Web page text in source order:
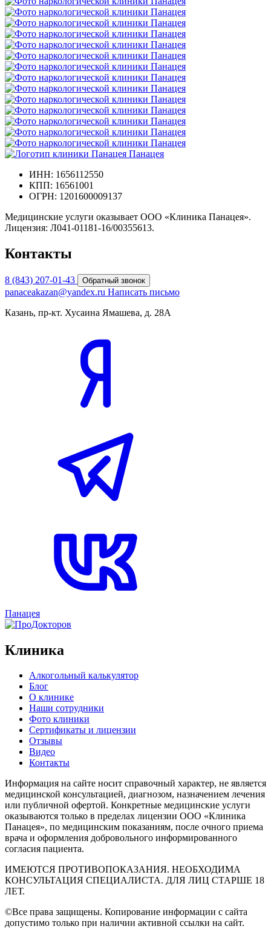
Панацея
ИНН: 1656112550
КПП: 16561001
ОГРН: 1201600009137
Медицинские услуги оказывает ООО «Клиника Панацея».
Лицензия: Л041-01181-16/00355613.
Контакты
8 (843) 207-01-43 Обратный звонок
panaceakazan@yandex.ru Написать письмо
Казань, пр-кт. Хусаина Ямашева, д. 28А
Панацея
Клиника
Алкогольный калькулятор
Блог
О клинике
Наши сотрудники
Фото клиники
Сертификаты и лицензии
Отзывы
Видео
Контакты
Информация на сайте носит справочный характер, не является
медицинской консультацией, диагнозом, назначением лечения
или публичной офертой. Конкретные медицинские услуги
оказываются только в пределах лицензии ООО «Клиника
Панацея», по медицинским показаниям, после очного приема
врача и оформления добровольного информированного
согласия пациента.
ИМЕЮТСЯ ПРОТИВОПОКАЗАНИЯ. НЕОБХОДИМА
КОНСУЛЬТАЦИЯ СПЕЦИАЛИСТА. ДЛЯ ЛИЦ СТАРШЕ 18
ЛЕТ.
©Все права защищены. Копирование информации с сайта
допустимо только при наличии активной ссылки на сайт.